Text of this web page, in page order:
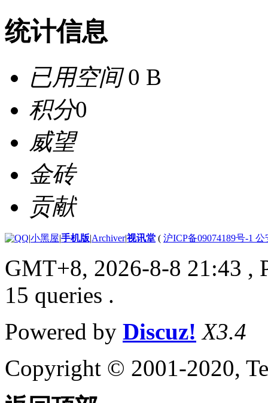
统计信息
已用空间0 B
积分0
威望
金砖
贡献
|小黑屋|手机版|Archiver|视讯堂 ( 沪ICP备09074189号-1
GMT+8, 2026-8-8 21:43 ,
15 queries .
Powered by Discuz! X3.4
Copyright © 2001-2020,